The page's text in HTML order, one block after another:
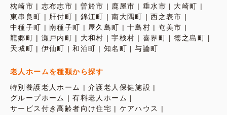
枕崎市
志布志市 曽於市 鹿屋市 垂水市
大崎町
東串良町
肝付町 錦江町 南大隅町
西之表市
中種子町
南種子町 屋久島町 十島村
奄美市
龍郷町
瀬戸内町 大和村 宇検村 喜界町
徳之島町
天城町
伊仙町 和泊町 知名町 与論町
老人ホームを種類から探す
特別養護老人ホーム
介護老人保健施設
グループホーム
有料老人ホーム
サービス付き高齢者向け住宅
ケアハウス